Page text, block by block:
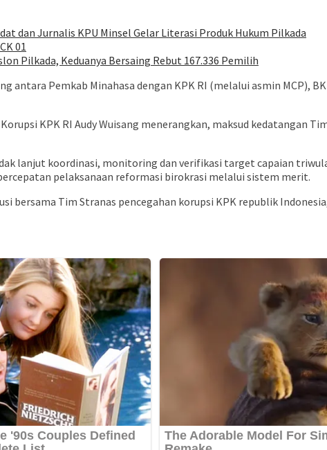
dan Jurnalis KPU Minsel Gelar Literasi Produk Hukum Pilkada
01
Pilkada, Keduanya Bersaing Rebut 167.336 Pemilih
antara Pemkab Minahasa dengan KPK RI (melalui asmin MCP),
KPK RI Audy Wuisang menerangkan, maksud kedatangan
lanjut koordinasi, monitoring dan verifikasi target capaian
pelaksanaan reformasi birokrasi melalui sistem merit.
bersama Tim Stranas pencegahan korupsi KPK republik